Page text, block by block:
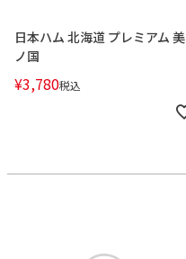
日本ハム 北海道 プレミアム 美
ノ国
¥3,780税込